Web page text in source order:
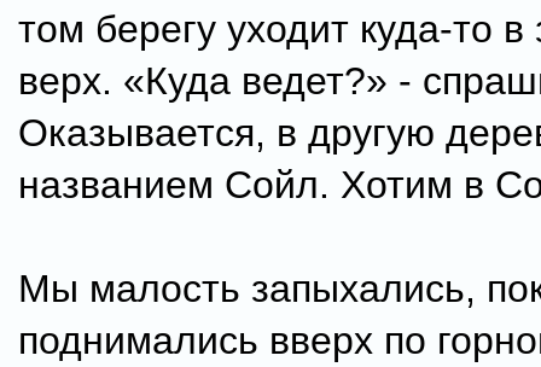
том берегу уходит куда-то в
верх. «Куда ведет?» -
Оказывается, в другую
названием Сойл. Хотим в
Мы малость запыхались,
поднимались вверх по